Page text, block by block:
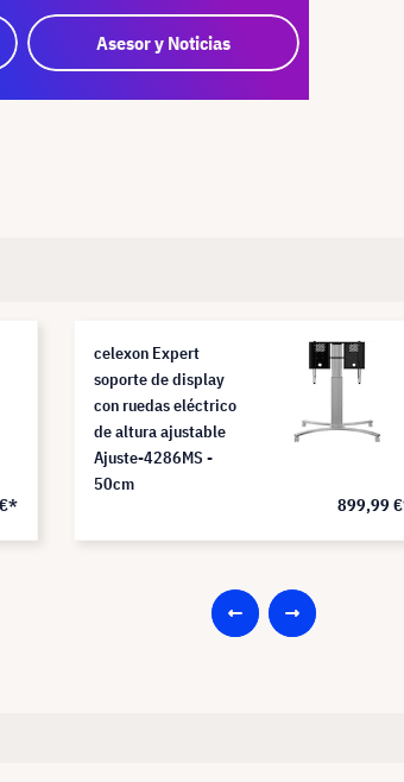
Asesor y Noticias
celexon Expert
soporte de display
con ruedas eléctrico
de altura ajustable
Ajuste-4286MS -
50cm
899,99